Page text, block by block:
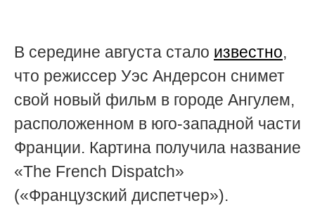
В середине августа стало известно,
что режиссер Уэс Андерсон снимет
свой новый фильм в городе Ангулем,
расположенном в юго-западной части
Франции. Картина получила название
«The French Dispatch»
(«Французский диспетчер»).